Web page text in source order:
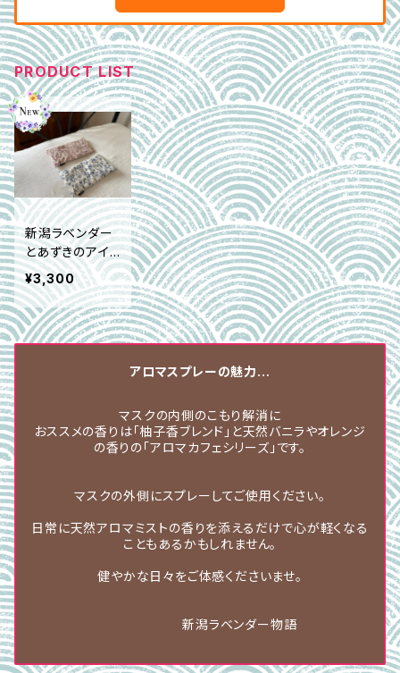
PRODUCT LIST
新潟ラベンダー
とあずきのアイ
ピロー
¥3,300
アロマスプレーの魅力…
マスクの内側のこもり解消に
おススメの香りは「柚子香ブレンド」と天然バニラやオレンジ
の香りの「アロマカフェシリーズ」です。
マスクの外側にスプレーしてご使用ください。
日常に天然アロマミストの香りを添えるだけで心が軽くなる
こともあるかもしれません。
健やかな日々をご体感くださいませ。
新潟ラベンダー物語